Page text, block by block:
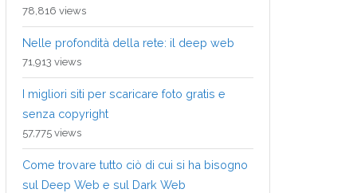
78,816 views
Nelle profondità della rete: il deep web
71,913 views
I migliori siti per scaricare foto gratis e
senza copyright
57,775 views
Come trovare tutto ciò di cui si ha bisogno
sul Deep Web e sul Dark Web